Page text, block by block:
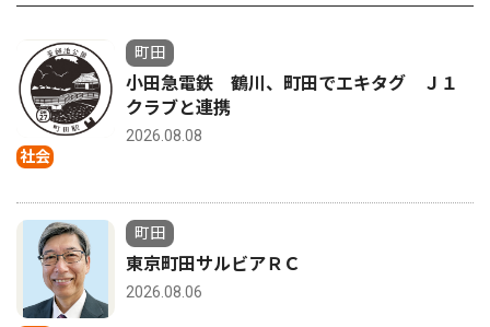
社会
町田
小田急電鉄 鶴川、町田でエキタグ Ｊ１
クラブと連携
2026.08.08
町田
東京町田サルビアＲＣ
2026.08.06